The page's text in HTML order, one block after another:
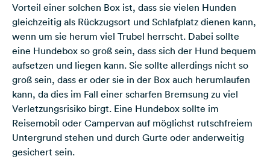
Vorteil einer solchen Box ist, dass sie vielen Hunden
gleichzeitig als Rückzugsort und Schlafplatz dienen kann,
wenn um sie herum viel Trubel herrscht. Dabei sollte
eine Hundebox so groß sein, dass sich der Hund bequem
aufsetzen und liegen kann. Sie sollte allerdings nicht so
groß sein, dass er oder sie in der Box auch herumlaufen
kann, da dies im Fall einer scharfen Bremsung zu viel
Verletzungsrisiko birgt. Eine Hundebox sollte im
Reisemobil oder Campervan auf möglichst rutschfreiem
Untergrund stehen und durch Gurte oder anderweitig
gesichert sein.